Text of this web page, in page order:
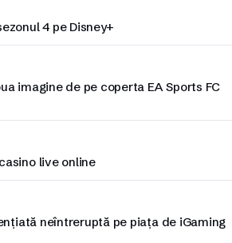
4 pe Disney+
imagine de pe coperta EA Sports FC
live online
neîntreruptă pe piața de iGaming